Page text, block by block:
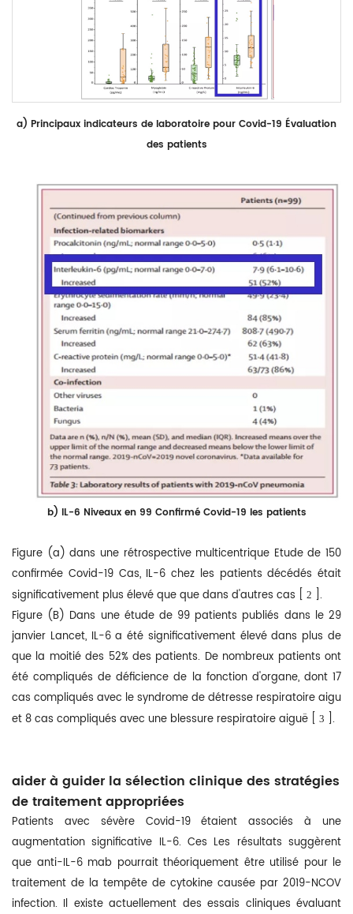
a) Principaux indicateurs de laboratoire pour Covid-19 Évaluation
des patients
b) IL-6 Niveaux en 99 Confirmé Covid-19 les patients
Figure (a) dans une rétrospective multicentrique Etude de 150
confirmée Covid-19 Cas, IL-6 chez les patients décédés était
significativement plus élevé que que dans d'autres cas [ 2 ].
Figure (B) Dans une étude de 99 patients publiés dans le 29
janvier Lancet, IL-6 a été significativement élevé dans plus de
que la moitié des 52% des patients. De nombreux patients ont
été compliqués de déficience de la fonction d'organe, dont 17
cas compliqués avec le syndrome de détresse respiratoire aigu
et 8 cas compliqués avec une blessure respiratoire aiguë [ 3 ].
aider à guider la sélection clinique des stratégies
de traitement appropriées
Patients avec sévère Covid-19 étaient associés à une
augmentation significative IL-6. Ces Les résultats suggèrent
que anti-IL-6 mab pourrait théoriquement être utilisé pour le
traitement de la tempête de cytokine causée par 2019-NCOV
infection. Il existe actuellement des essais cliniques évaluant